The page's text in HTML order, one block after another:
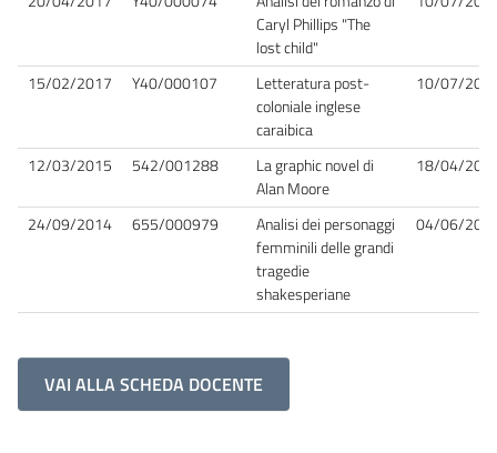
Caryl Phillips "The
lost child"
15/02/2017 Y40/000107
Letteratura post-
coloniale inglese
caraibica
10/07/
12/03/2015 542/001288
La graphic novel di
Alan Moore
18/04/
24/09/2014 655/000979
Analisi dei personaggi
femminili delle grandi
tragedie
shakesperiane
04/06/
VAI ALLA SCHEDA DOCENTE